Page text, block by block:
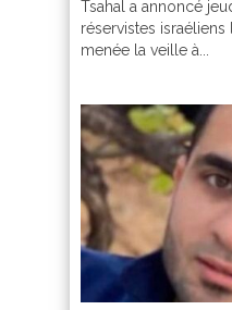
Tsahal a annoncé
réservistes israéliens
menée la veille à...